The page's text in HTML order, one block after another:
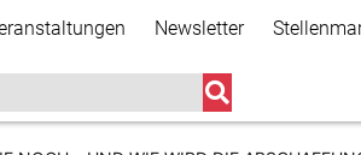
zum
Inhalt
Newsletter